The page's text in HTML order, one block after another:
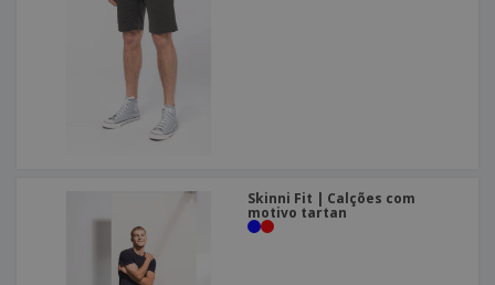
Skinni Fit | Calções com
motivo tartan